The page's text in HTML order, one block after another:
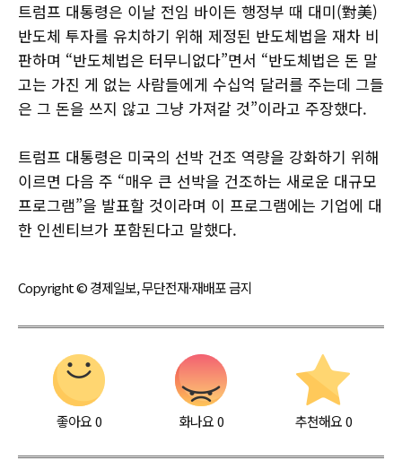
트럼프 대통령은 이날 전임 바이든 행정부 때 대미(對美)
반도체 투자를 유치하기 위해 제정된 반도체법을 재차 비
판하며 “반도체법은 터무니없다”면서 “반도체법은 돈 말
고는 가진 게 없는 사람들에게 수십억 달러를 주는데 그들
은 그 돈을 쓰지 않고 그냥 가져갈 것”이라고 주장했다.
트럼프 대통령은 미국의 선박 건조 역량을 강화하기 위해
이르면 다음 주 “매우 큰 선박을 건조하는 새로운 대규모
프로그램”을 발표할 것이라며 이 프로그램에는 기업에 대
한 인센티브가 포함된다고 말했다.
Copyright © 경제일보, 무단전재·재배포 금지
좋아요0 화나요0 추천해요 0